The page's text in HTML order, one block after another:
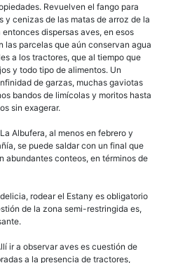
Revuelven el fango para
y cenizas de las matas de arroz de la
dispersas aves, en esos
las parcelas que aún conservan agua
a los tractores, que al tiempo que
y todo tipo de alimentos. Un
de garzas, muchas gaviotas
bandos de limícolas y moritos hasta
sin exagerar.
Albufera, al menos en febrero y
se puede saldar con un final que
abundantes conteos, en términos de
rodear el Estany es obligatorio
de la zona semi-restringida es,
ir a observar aves es cuestión de
a la presencia de tractores,